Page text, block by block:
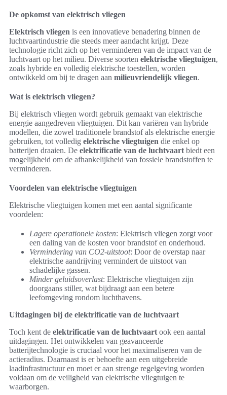
De opkomst van elektrisch vliegen
Elektrisch vliegen is een innovatieve benadering binnen de
luchtvaartindustrie die steeds meer aandacht krijgt. Deze
technologie richt zich op het verminderen van de impact van de
luchtvaart op het milieu. Diverse soorten elektrische vliegtuigen,
zoals hybride en volledig elektrische toestellen, worden
ontwikkeld om bij te dragen aan milieuvriendelijk vliegen.
Wat is elektrisch vliegen?
Bij elektrisch vliegen wordt gebruik gemaakt van elektrische
energie aangedreven vliegtuigen. Dit kan variëren van hybride
modellen, die zowel traditionele brandstof als elektrische energie
gebruiken, tot volledig elektrische vliegtuigen die enkel op
batterijen draaien. De elektrificatie van de luchtvaart biedt een
mogelijkheid om de afhankelijkheid van fossiele brandstoffen te
verminderen.
Voordelen van elektrische vliegtuigen
Elektrische vliegtuigen komen met een aantal significante
voordelen:
Lagere operationele kosten: Elektrisch vliegen zorgt voor
een daling van de kosten voor brandstof en onderhoud.
Vermindering van CO2-uitstoot: Door de overstap naar
elektrische aandrijving vermindert de uitstoot van
schadelijke gassen.
Minder geluidsoverlast: Elektrische vliegtuigen zijn
doorgaans stiller, wat bijdraagt aan een betere
leefomgeving rondom luchthavens.
Uitdagingen bij de elektrificatie van de luchtvaart
Toch kent de elektrificatie van de luchtvaart ook een aantal
uitdagingen. Het ontwikkelen van geavanceerde
batterijtechnologie is cruciaal voor het maximaliseren van de
actieradius. Daarnaast is er behoefte aan een uitgebreide
laadinfrastructuur en moet er aan strenge regelgeving worden
voldaan om de veiligheid van elektrische vliegtuigen te
waarborgen.